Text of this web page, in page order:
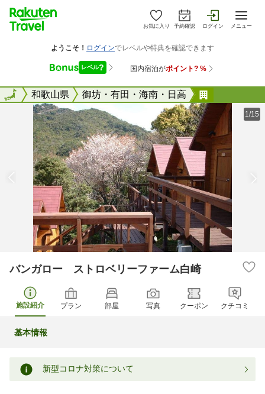
お気に入り 予約確認 ログイン メニュー
全国和歌山県 御坊・有田・海南・日高
全国
1/15
バンガロー ストロベリーファーム白崎
施設紹介 プラン 部屋 写真 クーポン クチコミ
基本情報
新型コロナ対策について